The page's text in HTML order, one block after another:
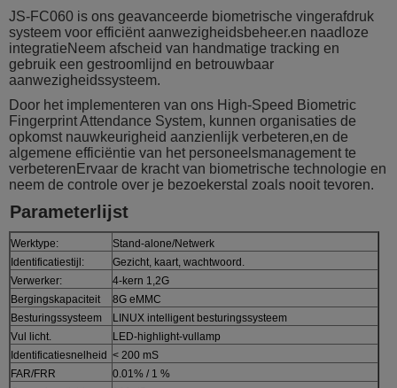
JS-FC060 is ons geavanceerde biometrische vingerafdruk
systeem voor efficiënt aanwezigheidsbeheer.en naadloze
integratieNeem afscheid van handmatige tracking en
gebruik een gestroomlijnd en betrouwbaar
aanwezigheidssysteem.
Door het implementeren van ons High-Speed Biometric
Fingerprint Attendance System, kunnen organisaties de
opkomst nauwkeurigheid aanzienlijk verbeteren,en de
algemene efficiëntie van het personeelsmanagement te
verbeterenErvaar de kracht van biometrische technologie en
neem de controle over je bezoekerstal zoals nooit tevoren.
Parameterlijst
Werktype:
Stand-alone/Netwerk
Identificatiestijl:
Gezicht, kaart, wachtwoord.
Verwerker:
4-kern 1,2G
Bergingskapaciteit
8G eMMC
Besturingssysteem
LINUX intelligent besturingssysteem
Vul licht.
LED-highlight-vullamp
Identificatiesnelheid < 200 mS
FAR/FRR
0.01% / 1 %